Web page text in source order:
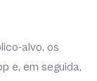
alvo, os
e, em seguida,